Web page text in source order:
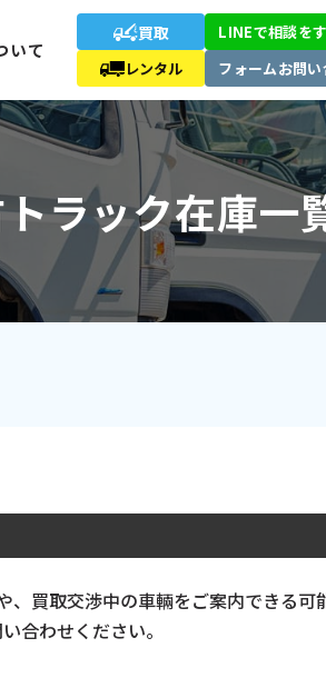
いて
買取
レンタル
LINEで相談を
フォームお問
ラック在庫一
冷凍車 アームロール･フ
特殊車両
買取交渉中の車輛をご案内できる可
合わせください。